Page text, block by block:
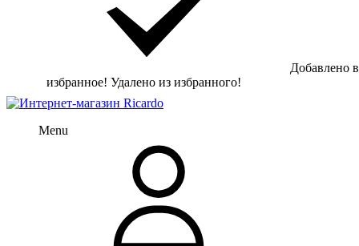
Добавлено в
избранное! Удалено из избранного!
Menu